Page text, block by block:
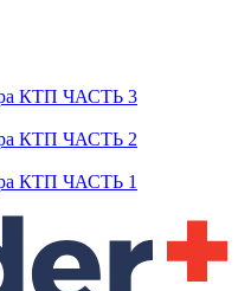
КТП ЧАСТЬ 3
КТП ЧАСТЬ 2
КТП ЧАСТЬ 1